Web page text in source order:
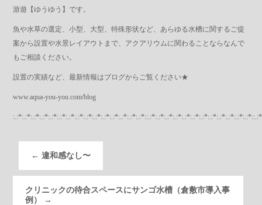
游遊【ゆうゆう】です。
魚や水草の選定、小型、大型、特殊形状など、あらゆる水槽に関するご提
案から設置や水景レイアウトまで、アクアリウムに関わることならなんで
もご相談ください。
設置の実績など、最新情報はブログからご覧ください★
www.aqua-you-you.com/blog
← 違和感なし〜
クリニックの待合スペースにサンゴ水槽（倉敷市導入事
例）
→